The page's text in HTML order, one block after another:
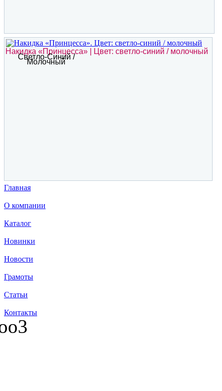
Накидка «Принцесса» | Цвет: светло-синий / молочный
Светло-Синий /
Молочный
Главная
О компании
Каталог
Новинки
Новости
Грамоты
Статьи
Контакты